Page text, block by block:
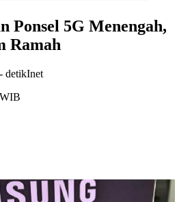
Ponsel 5G Menengah,
Ramah
detikInet